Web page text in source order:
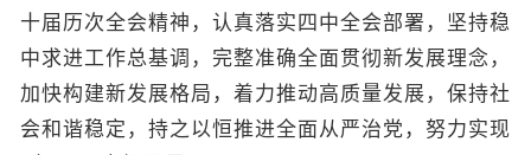
十届历次全会精神，认真落实四中全会部署，坚持稳
中求进工作总基调，完整准确全面贯彻新发展理念，
加快构建新发展格局，着力推动高质量发展，保持社
会和谐稳定，持之以恒推进全面从严治党，努力实现